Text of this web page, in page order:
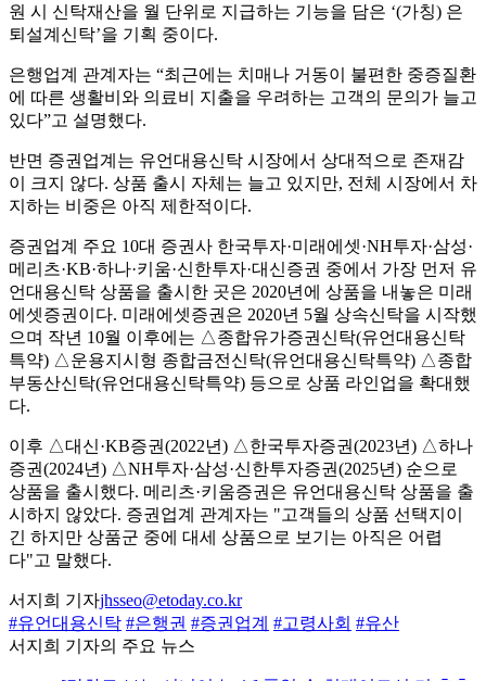
원 시 신탁재산을 월 단위로 지급하는 기능을 담은 ‘(가칭) 은
퇴설계신탁’을 기획 중이다.
은행업계 관계자는 “최근에는 치매나 거동이 불편한 중증질환
에 따른 생활비와 의료비 지출을 우려하는 고객의 문의가 늘고
있다”고 설명했다.
반면 증권업계는 유언대용신탁 시장에서 상대적으로 존재감
이 크지 않다. 상품 출시 자체는 늘고 있지만, 전체 시장에서 차
지하는 비중은 아직 제한적이다.
증권업계 주요 10대 증권사 한국투자·미래에셋·NH투자·삼성·
메리츠·KB·하나·키움·신한투자·대신증권 중에서 가장 먼저 유
언대용신탁 상품을 출시한 곳은 2020년에 상품을 내놓은 미래
에셋증권이다. 미래에셋증권은 2020년 5월 상속신탁을 시작했
으며 작년 10월 이후에는 △종합유가증권신탁(유언대용신탁
특약) △운용지시형 종합금전신탁(유언대용신탁특약) △종합
부동산신탁(유언대용신탁특약) 등으로 상품 라인업을 확대했
다.
이후 △대신·KB증권(2022년) △한국투자증권(2023년) △하나
증권(2024년) △NH투자·삼성·신한투자증권(2025년) 순으로
상품을 출시했다. 메리츠·키움증권은 유언대용신탁 상품을 출
시하지 않았다. 증권업계 관계자는 "고객들의 상품 선택지이
긴 하지만 상품군 중에 대세 상품으로 보기는 아직은 어렵
다"고 말했다.
서지희 기자jhsseo@etoday.co.kr
#유언대용신탁 #은행권 #증권업계 #고령사회 #유산
서지희 기자의 주요 뉴스